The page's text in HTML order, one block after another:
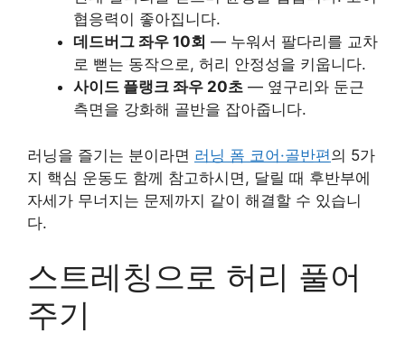
협응력이 좋아집니다.
데드버그 좌우 10회 — 누워서 팔다리를 교차
로 뻗는 동작으로, 허리 안정성을 키웁니다.
사이드 플랭크 좌우 20초 — 옆구리와 둔근
측면을 강화해 골반을 잡아줍니다.
러닝을 즐기는 분이라면 러닝 폼 코어·골반편의 5가
지 핵심 운동도 함께 참고하시면, 달릴 때 후반부에
자세가 무너지는 문제까지 같이 해결할 수 있습니
다.
스트레칭으로 허리 풀어
주기